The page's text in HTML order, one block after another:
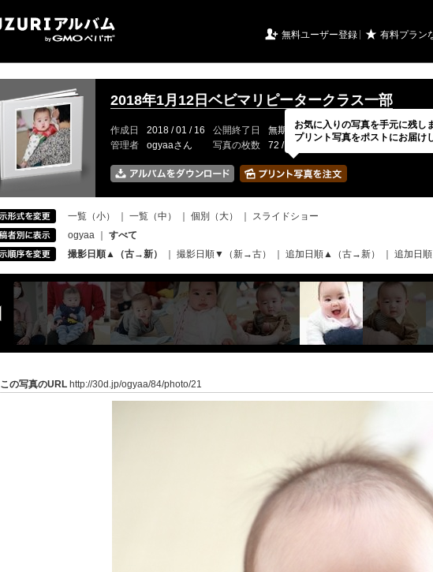
 無料ユーザー登録 ★ 有料プラン
2018年1月12日ベビマリピータークラス一部
作成日 2018 / 01 / 16 公開終了日 無期限 イベントの期間
---
管理者
ogyaaさん 写真の枚数 72 / 2000枚
一覧（小） 一覧（中） 個別（大）
スライドショー
ogyaa
すべて
撮影日順▲（古→新）
撮影日順▼（新→古） 追加日順▲（古→新） 追加日
この写真のURL http://30d.jp/ogyaa/84/photo/21
お気に入りの写真を手元に残し
プリント写真をポストにお届け